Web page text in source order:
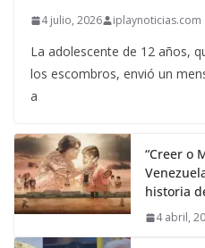
4 julio, 2026 iplaynoticias.com
La adolescente de 12 años,
los escombros, envió un
a
“Creer o
historia
4 abril,